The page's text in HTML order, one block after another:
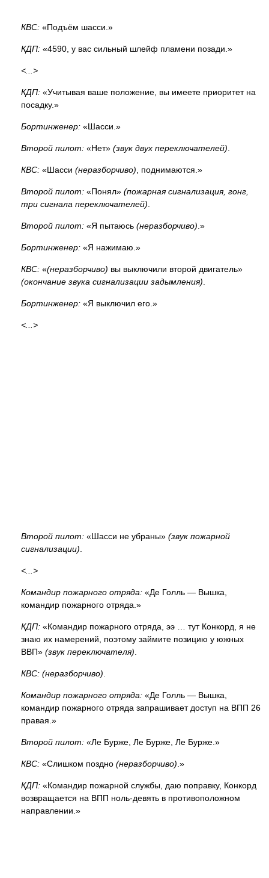
КВС: «Подъём шасси.»
КДП: «4590, у вас сильный шлейф пламени позади.»
<...>
КДП: «Учитывая ваше положение, вы имеете приоритет на
посадку.»
Бортинженер: «Шасси.»
Второй пилот: «Нет» (звук двух переключателей)
КВС: «Шасси (неразборчиво) , поднимаются.»
Второй пилот: «Понял» (пожарная сигнализация, гонг,
три сигнала переключателей)
Второй пилот: «Я пытаюсь (неразборчиво) .»
Бортинженер: «Я нажимаю.»
КВС: «(неразборчиво) вы выключили второй двигатель»
(окончание звука сигнализации задымления)
Бортинженер: «Я выключил его.»
<...>
Второй пилот: «Шасси не убраны» (звук пожарной
сигнализации)
<...>
Командир пожарного отряда: «Де Голль — Вышка,
командир пожарного отряда.»
КДП: «Командир пожарного отряда, ээ … тут Конкорд, я не
знаю их намерений, поэтому займите позицию у южных
ВВП» (звук переключателя)
КВС: (неразборчиво)
Командир пожарного отряда: «Де Голль — Вышка,
командир пожарного отряда запрашивает доступ на ВПП 26
правая.»
Второй пилот: «Ле Бурже, Ле Бурже, Ле Бурже.»
КВС: «Слишком поздно (неразборчиво) .»
КДП: «Командир пожарной службы, даю поправку, Конкорд
возвращается на ВПП ноль-девять в противоположном
направлении.»